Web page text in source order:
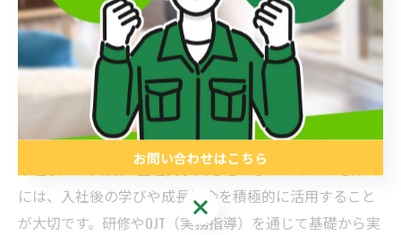
や中高年でも働きやすい環境」など、長期的に安定して
働けるかをしっかり確認しましょう。これらを踏まえ
て、納得できる転職活動を進めることが大切です。
大田区 未経験OKの求人を活かすキャリア形成
未経験OKの大田区 正社員求人を活かしてキャリアを築く
には、入社後の学びや成長機会を積極的に活用すること
が大切です。研修やOJT（実務指導）を通じて基礎から実
お問い合わせはこちら
お問い合わせはこちら